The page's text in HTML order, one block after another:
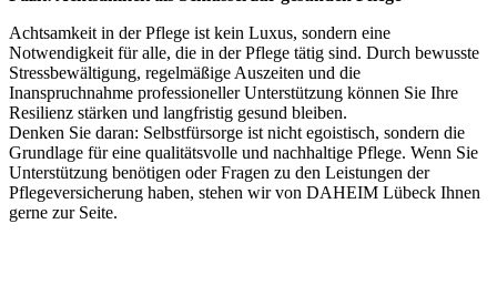
Achtsamkeit in der Pflege ist kein Luxus, sondern eine
Notwendigkeit für alle, die in der Pflege tätig sind. Durch bewusste
Stressbewältigung, regelmäßige Auszeiten und die
Inanspruchnahme professioneller Unterstützung können Sie Ihre
Resilienz stärken und langfristig gesund bleiben.
Denken Sie daran: Selbstfürsorge ist nicht egoistisch, sondern die
Grundlage für eine qualitätsvolle und nachhaltige Pflege. Wenn Sie
Unterstützung benötigen oder Fragen zu den Leistungen der
Pflegeversicherung haben, stehen wir von DAHEIM Lübeck Ihnen
gerne zur Seite.